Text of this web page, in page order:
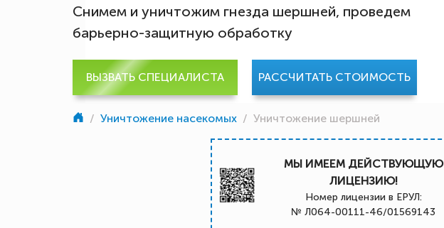
Снимем и уничтожим гнезда шершней, проведем
барьерно-защитную обработку
ВЫЗВАТЬ СПЕЦИАЛИСТА РАССЧИТАТЬ СТОИМОСТЬ
/ Уничтожение насекомых / Уничтожение шершней
МЫ ИМЕЕМ ДЕЙСТВУЮЩУЮ
ЛИЦЕНЗИЮ!
Номер лицензии в ЕРУЛ:
№ Л064-00111-46/01569143